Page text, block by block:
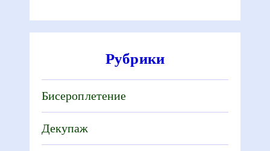
Рубрики
Бисероплетение
Декупаж